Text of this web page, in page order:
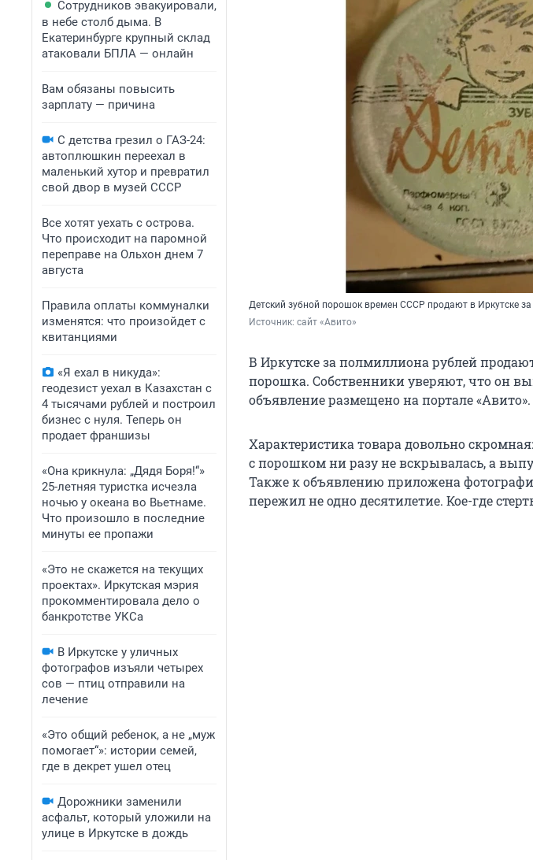
Сотрудников эвакуировали,
в небе столб дыма. В
Екатеринбурге крупный склад
атаковали БПЛА — онлайн
Вам обязаны повысить
зарплату — причина
С детства грезил о ГАЗ-24:
автоплюшкин переехал в
маленький хутор и превратил
свой двор в музей СССР
Все хотят уехать с острова.
Что происходит на паромной
переправе на Ольхон днем 7
августа
Правила оплаты коммуналки
изменятся: что произойдет с
квитанциями
«Я ехал в никуда»:
геодезист уехал в Казахстан с
4 тысячами рублей и построил
бизнес с нуля. Теперь он
продает франшизы
«Она крикнула: „Дядя Боря!“»
25-летняя туристка исчезла
ночью у океана во Вьетнаме.
Что произошло в последние
минуты ее пропажи
«Это не скажется на текущих
проектах». Иркутская мэрия
прокомментировала дело о
банкротстве УКСа
В Иркутске у уличных
фотографов изъяли четырех
сов — птиц отправили на
лечение
«Это общий ребенок, а не „муж
помогает“»: истории семей,
где в декрет ушел отец
Дорожники заменили
асфальт, который уложили на
улице в Иркутске в дождь
Детский зубной порошок времен СССР продают в Иркутске
Источник: сайт «Авито»
В Иркутске за полмиллиона рублей
порошка. Собственники уверяют, что он
объявление размещено на портале «Авито».
Характеристика товара довольно
с порошком ни разу не вскрывалась, а
Также к объявлению приложена
пережил не одно десятилетие. Кое-где